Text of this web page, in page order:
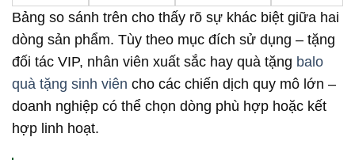
Bảng so sánh trên cho thấy rõ sự khác biệt giữa hai
dòng sản phẩm. Tùy theo mục đích sử dụng – tặng
đối tác VIP, nhân viên xuất sắc hay quà tặng balo
quà tặng sinh viên cho các chiến dịch quy mô lớn –
doanh nghiệp có thể chọn dòng phù hợp hoặc kết
hợp linh hoạt.